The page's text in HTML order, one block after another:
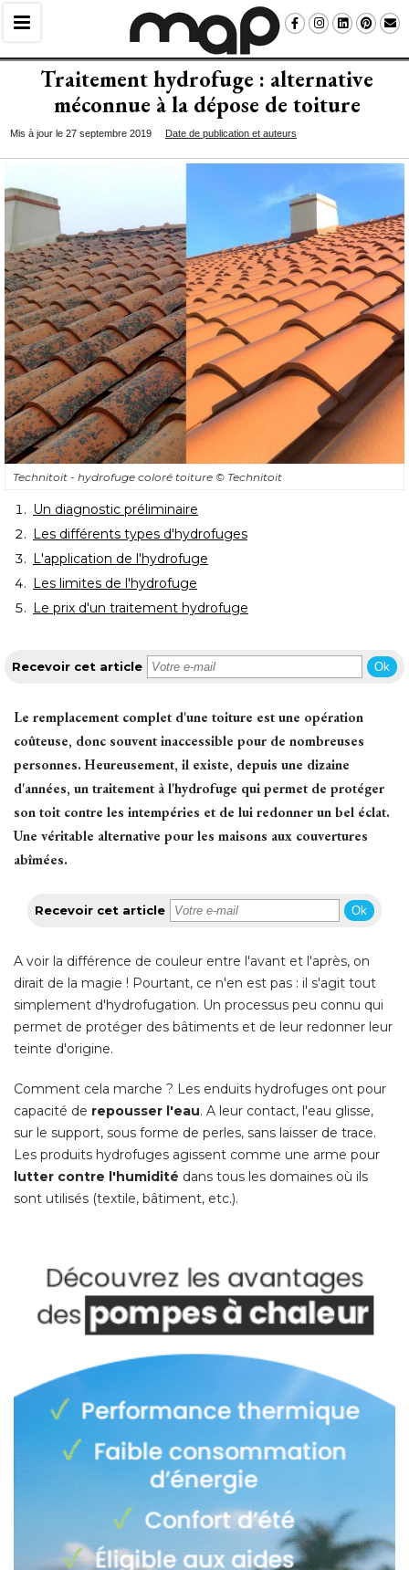
Traitement hydrofuge : alternative
méconnue à la dépose de toiture
Mis à jour le 27 septembre 2019 Date de publication et auteurs
Technitoit - hydrofuge coloré toiture © Technitoit
Un diagnostic préliminaire
Les différents types d'hydrofuges
L'application de l'hydrofuge
Les limites de l'hydrofuge
Le prix d'un traitement hydrofuge
Recevoir cet article Ok
Le remplacement complet d'une toiture est une opération
coûteuse, donc souvent inaccessible pour de nombreuses
personnes. Heureusement, il existe, depuis une dizaine
d'années, un traitement à l'hydrofuge qui permet de protéger
son toit contre les intempéries et de lui redonner un bel éclat.
Une véritable alternative pour les maisons aux couvertures
abîmées.
Recevoir cet article Ok
A voir la différence de couleur entre l'avant et l'après, on
dirait de la magie ! Pourtant, ce n'en est pas : il s'agit tout
simplement d'hydrofugation. Un processus peu connu qui
permet de protéger des bâtiments et de leur redonner leur
teinte d'origine.
Comment cela marche ? Les enduits hydrofuges ont pour
capacité de repousser l'eau. A leur contact, l'eau glisse,
sur le support, sous forme de perles, sans laisser de trace.
Les produits hydrofuges agissent comme une arme pour
lutter contre l'humidité dans tous les domaines où ils
sont utilisés (textile, bâtiment, etc.).